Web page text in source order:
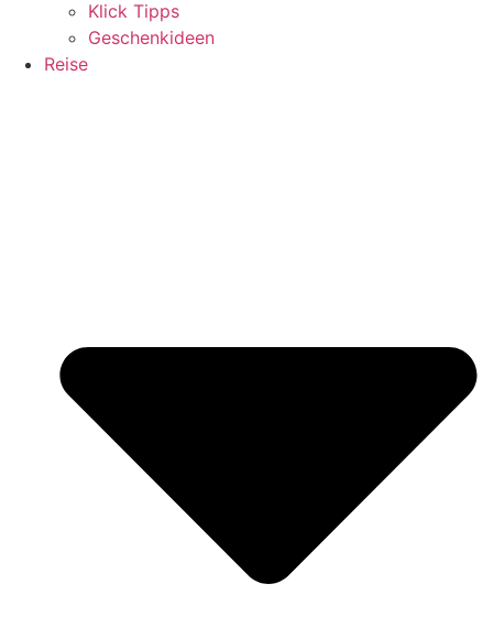
Klick Tipps
Geschenkideen
Reise